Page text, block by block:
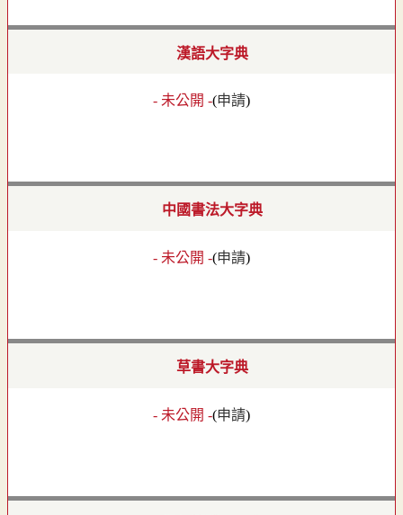
漢語大字典
- 未公開 -(申請)
中國書法大字典
- 未公開 -(申請)
草書大字典
- 未公開 -(申請)